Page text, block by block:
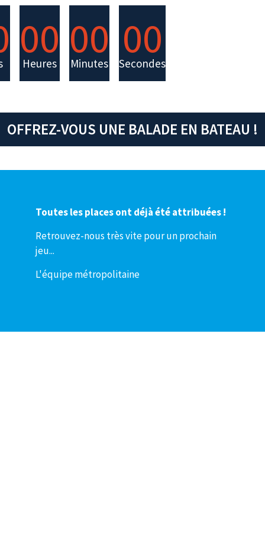
00
Heures 00
Minutes 00
Secondes
OFFREZ-VOUS UNE BALADE EN BATEAU !
Toutes les places ont déjà été attribuées !
Retrouvez-nous très vite pour un prochain
jeu...
L'équipe métropolitaine